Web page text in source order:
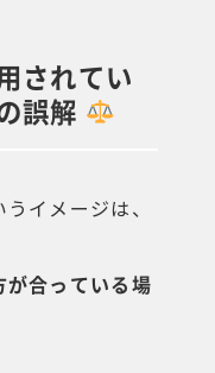
されてい
誤解
イメージは、
合っている場